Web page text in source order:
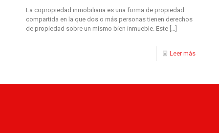
La copropiedad inmobiliaria es una forma de propiedad
compartida en la que dos o más personas tienen derechos
de propiedad sobre un mismo bien inmueble. Este […]
Leer más